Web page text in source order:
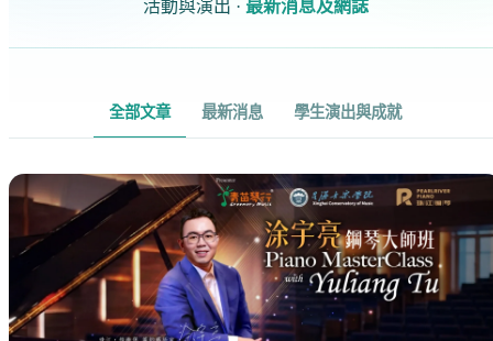
活動與演出 · 最新消息及網誌
全部文章 最新消息 學生演出與成就